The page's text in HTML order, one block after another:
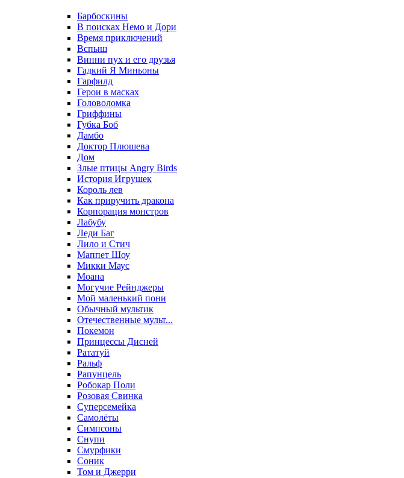
Барбоскины
В поисках Немо и Дори
Время приключений
Вспыш
Винни пух и его друзья
Гадкий Я Миньоны
Гарфилд
Герои в масках
Головоломка
Гриффины
Губка Боб
Дамбо
Доктор Плюшева
Дом
Злые птицы Angry Birds
История Игрушек
Король лев
Как приручить дракона
Корпорация монстров
Лабубу
Леди Баг
Лило и Стич
Маппет Шоу
Микки Маус
Моана
Могучие Рейнджеры
Мой маленький пони
Обычный мультик
Отечественные мульт...
Покемон
Принцессы Дисней
Рататуй
Ральф
Рапунцель
Робокар Поли
Розовая Свинка
Суперсемейка
Самолёты
Симпсоны
Снупи
Смурфики
Соник
Том и Джерри